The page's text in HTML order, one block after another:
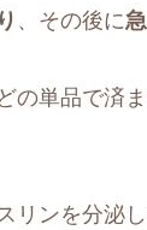
、その後に
の単品で済
リンを分泌